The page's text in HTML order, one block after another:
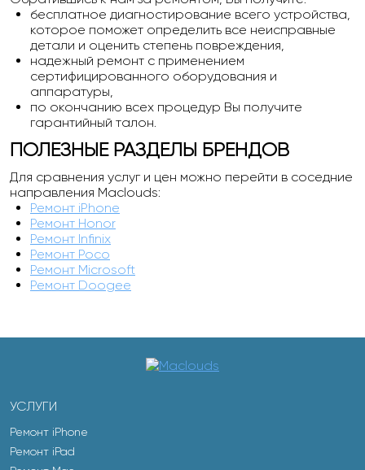
бесплатное диагностирование всего устройства,
которое поможет определить все неисправные
детали и оценить степень повреждения,
надежный ремонт с применением
сертифицированного оборудования и
аппаратуры,
по окончанию всех процедур Вы получите
гарантийный талон.
ПОЛЕЗНЫЕ РАЗДЕЛЫ БРЕНДОВ
Для сравнения услуг и цен можно перейти в соседние
направления Maclouds:
Ремонт iPhone
Ремонт Honor
Ремонт Infinix
Ремонт Poco
Ремонт Microsoft
Ремонт Doogee
УСЛУГИ
Ремонт iPhone
Ремонт iPad